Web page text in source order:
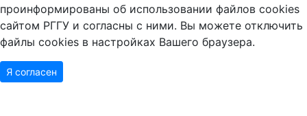
проинформированы об использовании файлов cookies
сайтом РГГУ и согласны с ними. Вы можете отключить
файлы cookies в настройках Вашего браузера.
Я согласен